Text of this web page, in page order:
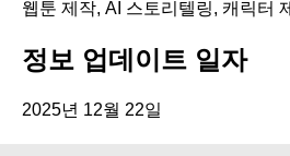
웹툰 제작, AI 스토리텔링, 캐릭터
정보 업데이트 일자
2025년 12월 22일